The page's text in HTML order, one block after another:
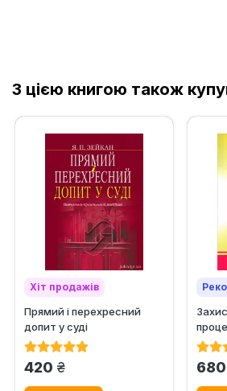
З цією книгою також
Хіт продажів
Прямий і перехресний
допит у суді
420 грн. 680